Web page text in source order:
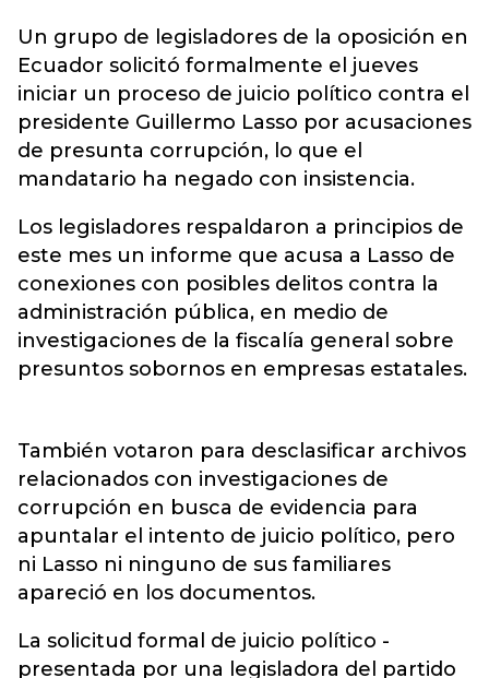
Un grupo de legisladores de la oposición en
Ecuador solicitó formalmente el jueves
iniciar un proceso de juicio político contra el
presidente Guillermo Lasso por acusaciones
de presunta corrupción, lo que el
mandatario ha negado con insistencia.
Los legisladores respaldaron a principios de
este mes un informe que acusa a Lasso de
conexiones con posibles delitos contra la
administración pública, en medio de
investigaciones de la fiscalía general sobre
presuntos sobornos en empresas estatales.
También votaron para desclasificar archivos
relacionados con investigaciones de
corrupción en busca de evidencia para
apuntalar el intento de juicio político, pero
ni Lasso ni ninguno de sus familiares
apareció en los documentos.
La solicitud formal de juicio político -
presentada por una legisladora del partido